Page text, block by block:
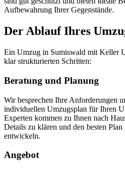
Aufbewahrung Ihrer Gegenstände.
Der Ablauf Ihres
Ein Umzug in Sumiswald mit Keller
klar strukturierten Schritten:
Beratung und Planung
Wir besprechen Ihre Anforderungen
individuellen Umzugsplan für Ihren
Experten kommen zu Ihnen nach
Details zu klären und den besten
entwickeln.
Angebot